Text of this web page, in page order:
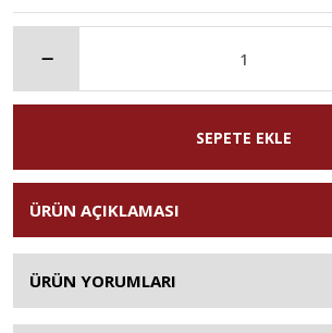
SEPETE EKLE
ÜRÜN AÇIKLAMASI
ÜRÜN YORUMLARI